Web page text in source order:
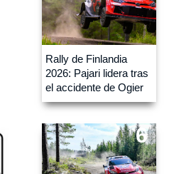
Rally de Finlandia
2026: Pajari lidera tras
el accidente de Ogier
6